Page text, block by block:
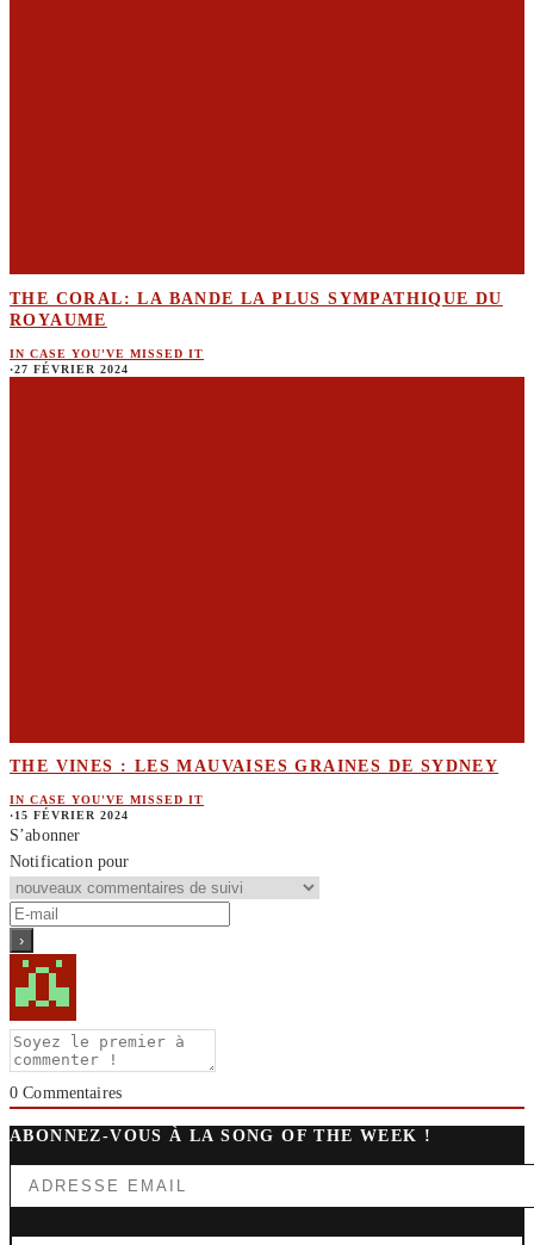
THE CORAL: LA BANDE LA PLUS SYMPATHIQUE DU
ROYAUME
IN CASE YOU'VE MISSED IT
·27 FÉVRIER 2024
THE VINES : LES MAUVAISES GRAINES DE SYDNEY
IN CASE YOU'VE MISSED IT
·15 FÉVRIER 2024
S’abonner
Notification pour
0 Commentaires
ABONNEZ-VOUS À LA SONG OF THE WEEK !